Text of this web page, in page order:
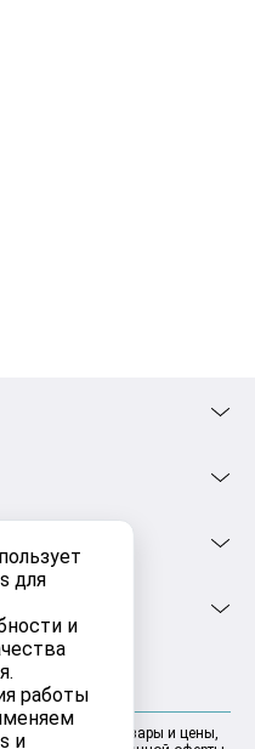
для
и
работы
иИнформация, товары и цены,